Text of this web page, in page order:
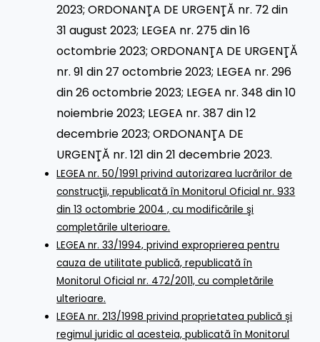
2023;ORDONANŢA DE URGENŢĂ nr. 72 din
31 august 2023; LEGEA nr. 275 din 16
octombrie 2023;ORDONANŢA DE URGENŢĂ
nr. 91 din 27 octombrie 2023; LEGEA nr. 296
din 26 octombrie 2023; LEGEA nr. 348 din 10
noiembrie 2023; LEGEA nr. 387 din 12
decembrie 2023;ORDONANŢA DE
URGENŢĂ nr. 121 din 21 decembrie 2023.
LEGEA nr. 50/1991 privind autorizarea lucrărilor de
construcţii, republicată în Monitorul Oficial nr. 933
din 13 octombrie 2004 , cu modificările şi
completările ulterioare.
LEGEA nr. 33/1994, privind exproprierea pentru
cauza de utilitate publică, republicată în
Monitorul Oficial nr. 472/2011, cu completările
ulterioare.
LEGEA nr. 213/1998 privind proprietatea publică și
regimul juridic al acesteia, publicată în Monitorul